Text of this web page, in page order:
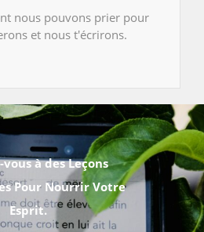
nous pouvons prier pour
et nous t'écrirons.
à des Leçons
Pour Nourrir Votre
Esprit.